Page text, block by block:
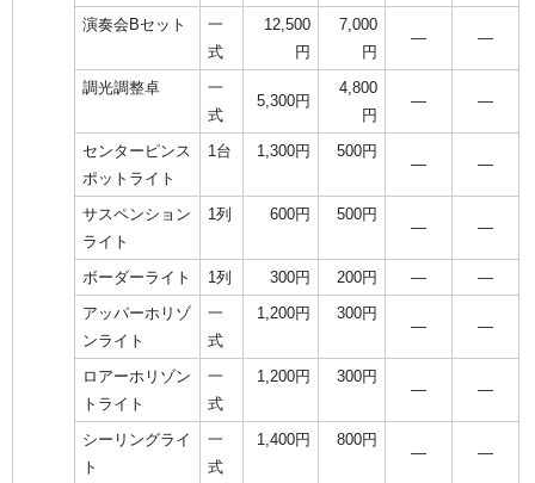
演奏会Bセット
一
式
12,500
円
7,000
円
― ―
調光調整卓
一
式
5,300円
4,800
円
― ―
センターピンス
ポットライト
1台 1,300円 500円
― ―
サスペンション
ライト
1列 600円 500円
― ―
ボーダーライト 1列 300円 200円 ―
―
アッパーホリゾ
ンライト
一
式
1,200円 300円
― ―
ロアーホリゾン
トライト
一
式
1,200円 300円
― ―
シーリングライ
ト
一
式
1,400円 800円
― ―